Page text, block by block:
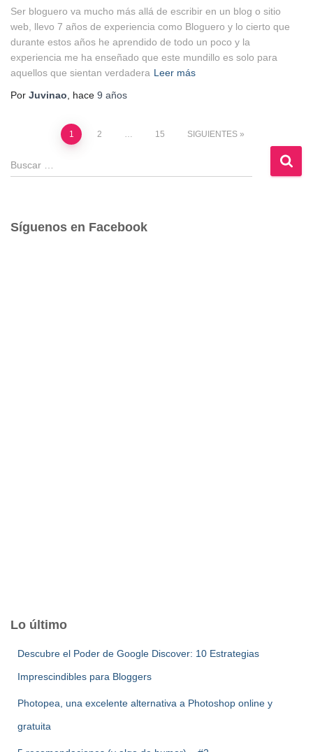
Ser bloguero va mucho más allá de escribir en un blog o sitio
web, llevo 7 años de experiencia como Bloguero y lo cierto que
durante estos años he aprendido de todo un poco y la
experiencia me ha enseñado que este mundillo es solo para
aquellos que sientan verdadera Leer más
Por Juvinao , hace 9 años
Paginación
de
1 2 15 SIGUIENTES
B
u
a
Síguenos en Facebook
Lo último
Descubre el Poder de Google Discover: 10 Estrategias
Imprescindibles para Bloggers
Photopea, una excelente alternativa a Photoshop online y
gratuita